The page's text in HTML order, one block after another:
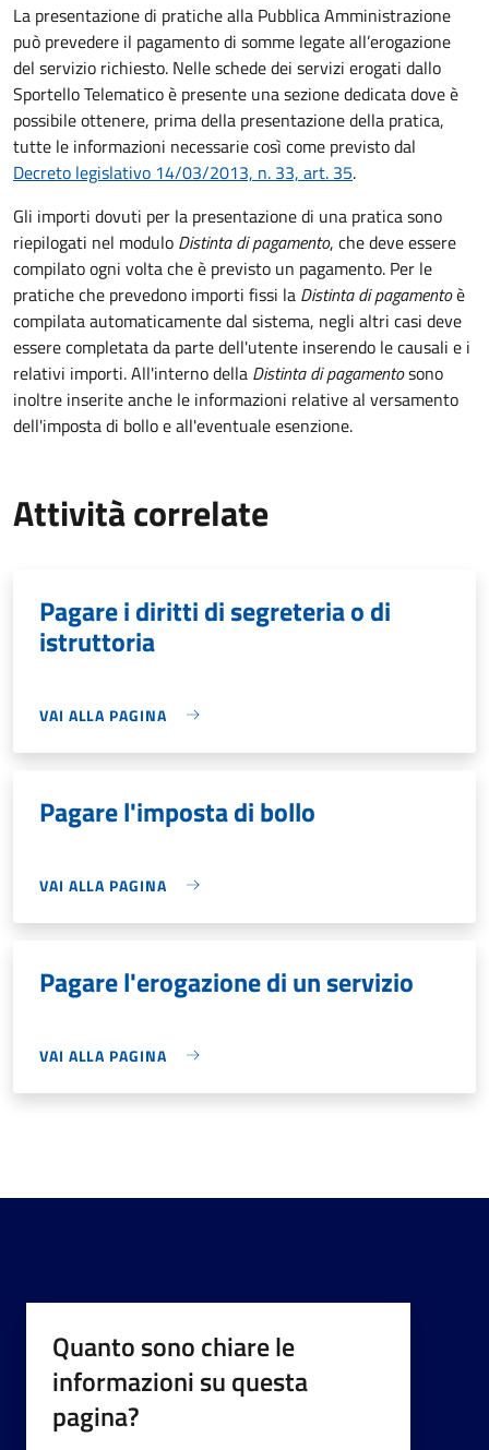
La presentazione di pratiche alla Pubblica Amministrazione
può prevedere il pagamento di somme legate all’erogazione
del servizio richiesto. Nelle schede dei servizi erogati dallo
Sportello Telematico è presente una sezione dedicata dove è
possibile ottenere, prima della presentazione della pratica,
tutte le informazioni necessarie così come previsto dal
Decreto legislativo 14/03/2013, n. 33, art. 35.
Gli importi dovuti per la presentazione di una pratica sono
riepilogati nel modulo Distinta di pagamento, che deve essere
compilato ogni volta che è previsto un pagamento. Per le
pratiche che prevedono importi fissi la Distinta di pagamentoè
compilata automaticamente dal sistema, negli altri casi deve
essere completata da parte dell'utente inserendo le causali e i
relativi importi.All'interno della Distinta di pagamentosono
inoltre inserite anche le informazioni relative al versamento
dell'imposta di bollo e all'eventuale esenzione.
Attività correlate
Pagare i diritti di segreteria o di
istruttoria
VAI ALLA PAGINA
Pagare l'imposta di bollo
VAI ALLA PAGINA
Pagare l'erogazione di un servizio
VAI ALLA PAGINA
Quanto sono chiare le
informazioni su questa
pagina?